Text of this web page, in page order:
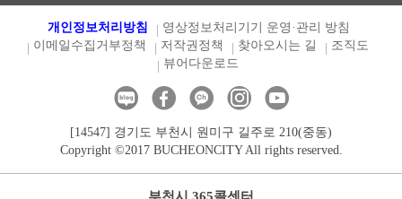
개인정보처리방침
영상정보처리기기 운영·관리 방침
이메일수집거부정책
저작권정책 찾아오시는 길
조직도
뷰어다운로드
[14547] 경기도 부천시 원미구 길주로 210(중동)
Copyright ©2017 BUCHEONCITY All rights reserved.